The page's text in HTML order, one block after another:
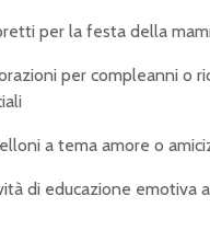
per la festa della
per compleanni o
a tema amore o
di educazione emotiva